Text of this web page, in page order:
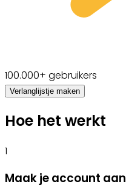
100.000+ gebruikers
Verlanglijstje maken
Hoe het werkt
1
Maak je account aan